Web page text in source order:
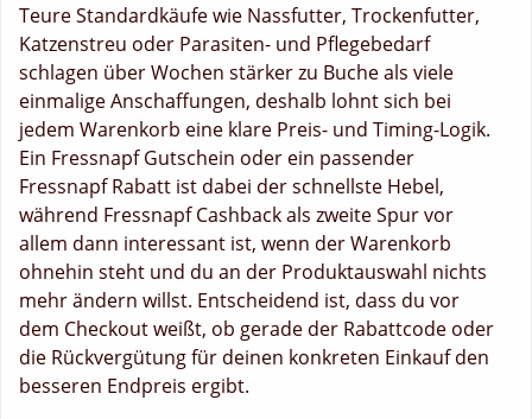
Teure Standardkäufe wie Nassfutter, Trockenfutter,
Katzenstreu oder Parasiten- und Pflegebedarf
schlagen über Wochen stärker zu Buche als viele
einmalige Anschaffungen, deshalb lohnt sich bei
jedem Warenkorb eine klare Preis- und Timing-Logik.
Ein Fressnapf Gutschein oder ein passender
Fressnapf Rabatt ist dabei der schnellste Hebel,
während Fressnapf Cashback als zweite Spur vor
allem dann interessant ist, wenn der Warenkorb
ohnehin steht und du an der Produktauswahl nichts
mehr ändern willst. Entscheidend ist, dass du vor
dem Checkout weißt, ob gerade der Rabattcode oder
die Rückvergütung für deinen konkreten Einkauf den
besseren Endpreis ergibt.